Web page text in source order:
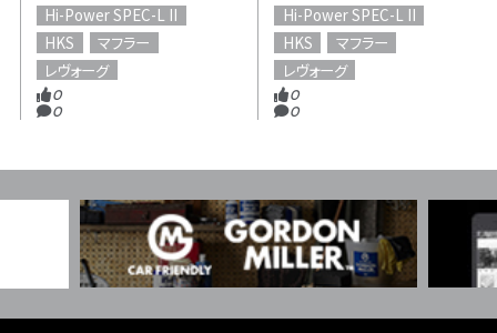
Hi-Power SPEC-L II
HKS
マフラー
レヴォーグ
0
0
Hi-Power SPEC-L II
HKS
マフラー
レヴォーグ
0
0